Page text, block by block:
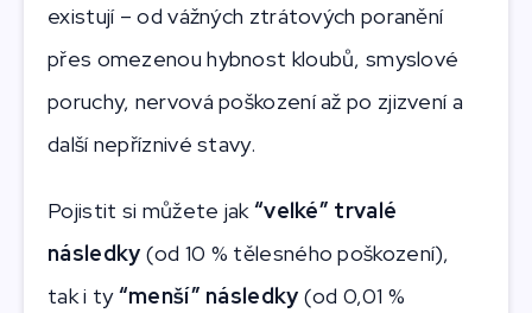
existují – od vážných ztrátových poranění
přes omezenou hybnost kloubů, smyslové
poruchy, nervová poškození až po zjizvení a
další nepříznivé stavy.
Pojistit si můžete jak“velké” trvalé
následky (od 10 % tělesného poškození),
tak i ty“menší” následky (od 0,01 %